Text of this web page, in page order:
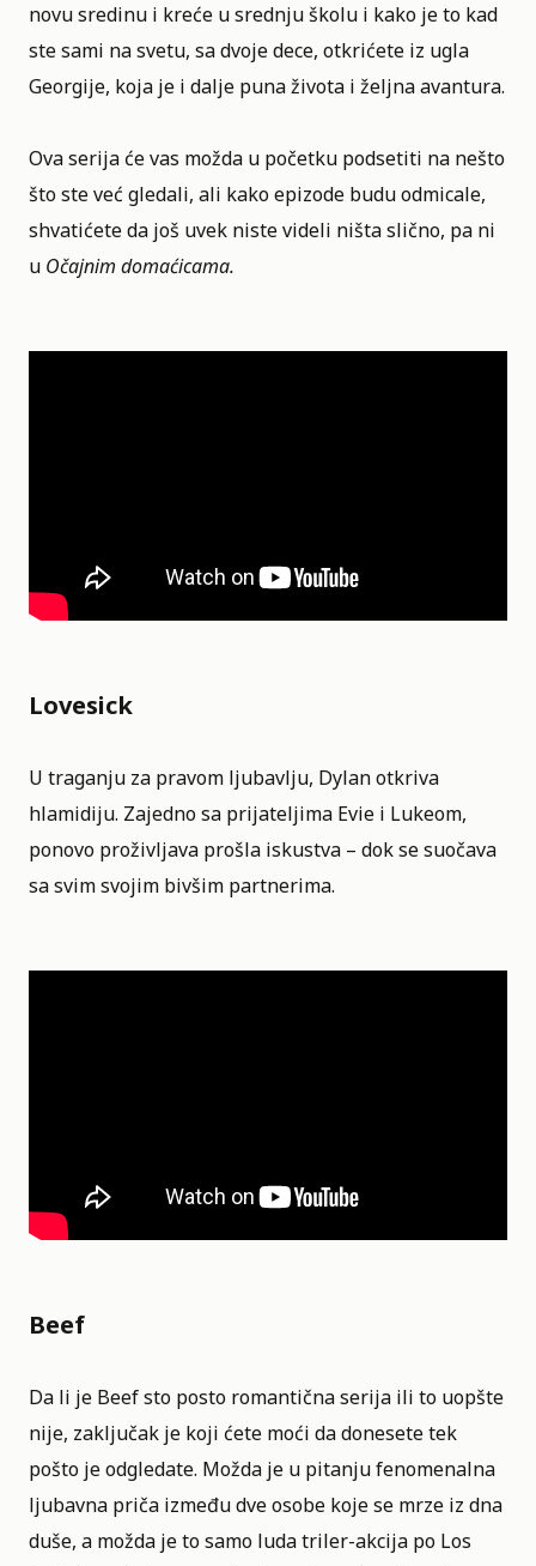
novu sredinu i kreće u srednju školu i kako je to kad
ste sami na svetu, sa dvoje dece, otkrićete iz ugla
Georgije, koja je i dalje puna života i željna avantura.
Ova serija će vas možda u početku podsetiti na nešto
što ste već gledali, ali kako epizode budu odmicale,
shvatićete da još uvek niste videli ništa slično, pa ni
u Očajnim domaćicama.
Lovesick
U traganju za pravom ljubavlju, Dylan otkriva
hlamidiju. Zajedno sa prijateljima Evie i Lukeom,
ponovo proživljava prošla iskustva – dok se suočava
sa svim svojim bivšim partnerima.
Beef
Da li je Beef sto posto romantična serija ili to uopšte
nije, zaključak je koji ćete moći da donesete tek
pošto je odgledate. Možda je u pitanju fenomenalna
ljubavna priča između dve osobe koje se mrze iz dna
duše, a možda je to samo luda triler-akcija po Los